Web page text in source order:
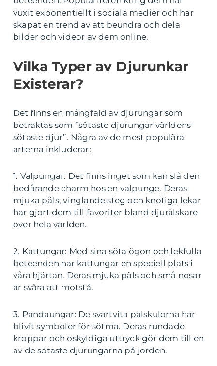
vuxit exponentiellt i sociala medier och har
skapat en trend av att beundra och dela
bilder och videor av dem online.
Vilka Typer av Djurunkar
Existerar?
Det finns en mångfald av djurungar som
betraktas som ”sötaste djurungar världens
sötaste djur”. Några av de mest populära
arterna inkluderar:
1. Valpungar: Det finns inget som kan slå den
bedårande charm hos en valpunge. Deras
mjuka päls, vinglande steg och knotiga lekar
har gjort dem till favoriter bland djurälskare
över hela världen.
2. Kattungar: Med sina söta ögon och lekfulla
beteenden har kattungar en speciell plats i
våra hjärtan. Deras mjuka päls och små nosar
är svåra att motstå.
3. Pandaungar: De svartvita pälskulorna har
blivit symboler för sötma. Deras rundade
kroppar och oskyldiga uttryck gör dem till en
av de sötaste djurungarna på jorden.